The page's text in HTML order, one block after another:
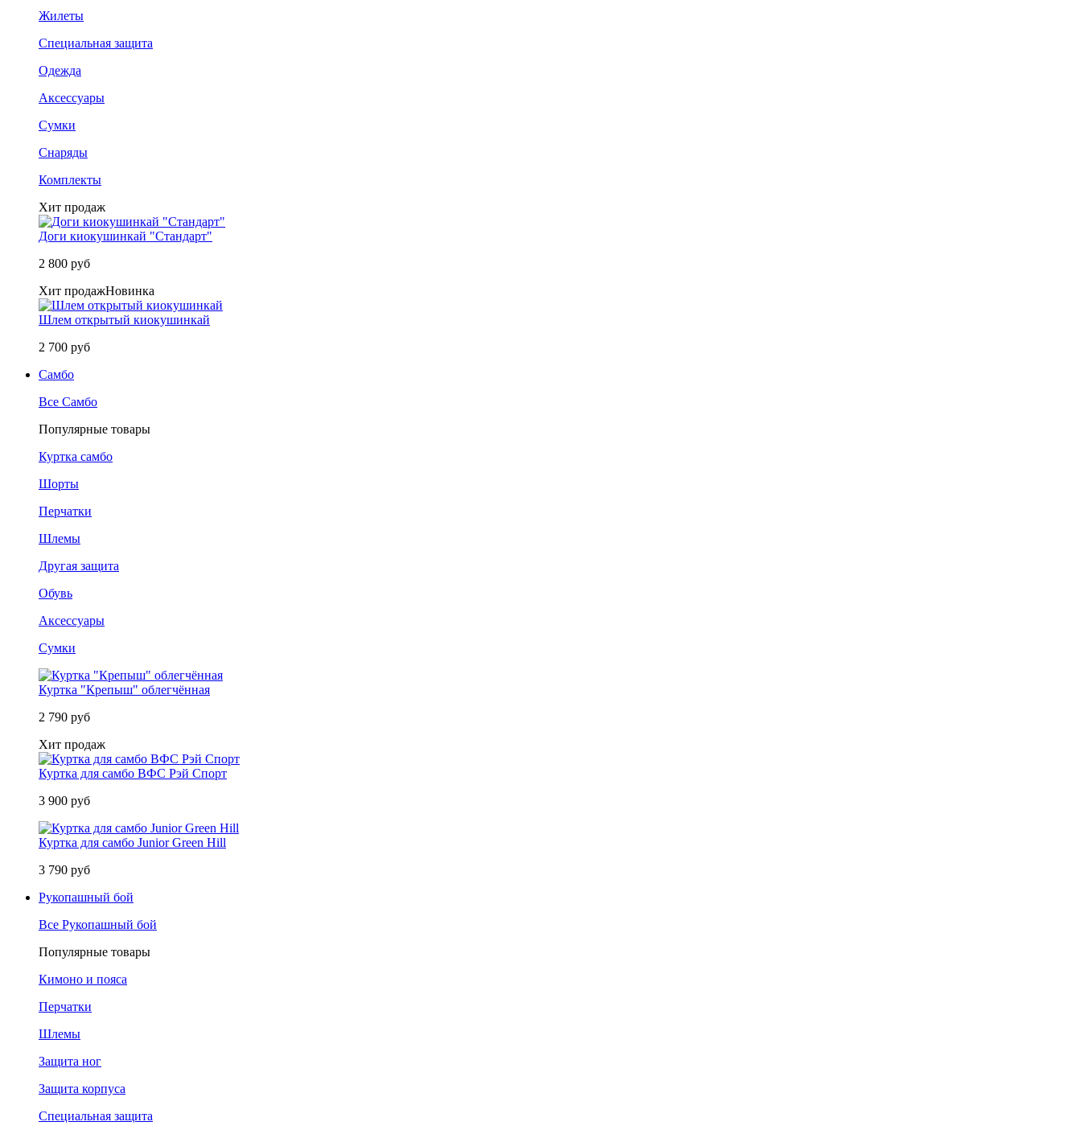
Жилеты
Специальная защита
Одежда
Аксессуары
Сумки
Снаряды
Комплекты
Хит продаж
Доги киокушинкай "Стандарт"
2 800 руб
Хит продажНовинка
Шлем открытый киокушинкай
2 700 руб
Самбо
Все Самбо
Популярные товары
Куртка самбо
Шорты
Перчатки
Шлемы
Другая защита
Обувь
Аксессуары
Сумки
Куртка "Крепыш" облегчённая
2 790 руб
Хит продаж
Куртка для самбо ВФС Рэй Спорт
3 900 руб
Куртка для самбо Junior Green Hill
3 790 руб
Рукопашный бой
Все Рукопашный бой
Популярные товары
Кимоно и пояса
Перчатки
Шлемы
Защита ног
Защита корпуса
Специальная защита